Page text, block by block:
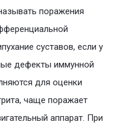
поражения
суставов, если у
дефекты иммунной
для оценки
чаще поражает
аппарат. При